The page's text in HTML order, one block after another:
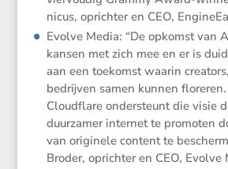
nicus, oprichter en CEO,
Evolve Media: “De opkomst van
kansen met zich mee en er is
aan een toekomst waarin
bedrijven samen kunnen
Cloud­flare onder­steunt die visie
duurzamer internet te promoten
van origi­nele content te
Broder, oprichter en CEO, Evolve